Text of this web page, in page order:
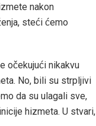
nakon
steći ćemo
očekujući nikakvu
No, bili su strpljivi
da su ulagali sve,
hizmeta. U stvari,